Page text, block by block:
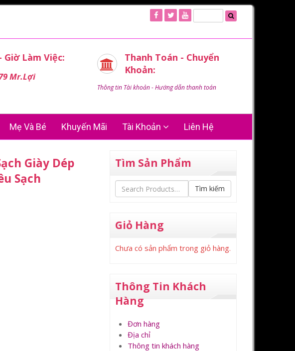
Làm Việc:
Mr.Lợi
Thanh Toán - Chuyển
Khoản:
Thông tin Tài khoản - Hướng dẫn thanh toán
Mẹ Và Bé Khuyến Mãi Tài Khoản Liên Hệ
Giày Dép
Sạch
Tìm Sản Phẩm
Tìm kiếm
Giỏ Hàng
Chưa có sản phẩm trong giỏ hàng.
Thông Tin Khách
Hàng
Đơn hàng
Địa chỉ
Thông tin khách hàng